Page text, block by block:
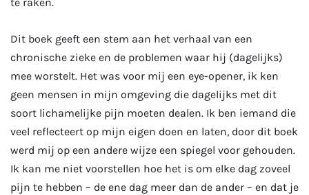
Dit boek geeft een stem aan het verhaal van een
chronische zieke en de problemen waar hij (dagelijks)
mee worstelt. Het was voor mij een eye-opener, ik ken
geen mensen in mijn omgeving die dagelijks met dit
soort lichamelijke pijn moeten dealen. Ik ben iemand die
veel reflecteert op mijn eigen doen en laten, door dit boek
werd mij op een andere wijze een spiegel voor gehouden.
Ik kan me niet voorstellen hoe het is om elke dag zoveel
pijn te hebben – de ene dag meer dan de ander – en dat je